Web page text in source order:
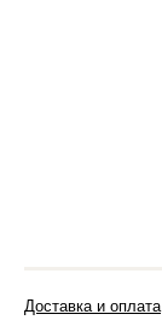
Доставка и оплата